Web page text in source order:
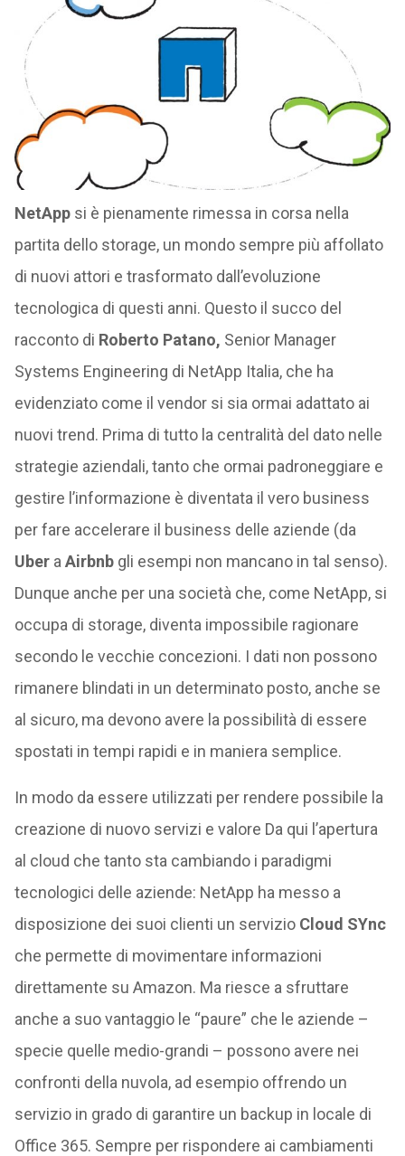
NetAppsi è pienamente rimessa in corsa nella
partita dello storage, un mondo sempre più affollato
di nuovi attori e trasformato dall’evoluzione
tecnologica di questi anni. Questo il succo del
racconto di Roberto Patano, Senior Manager
Systems Engineering di NetApp Italia, che ha
evidenziato come il vendor si sia ormai adattato ai
nuovi trend. Prima di tutto la centralità del dato nelle
strategie aziendali, tanto che ormai padroneggiare e
gestire l’informazione è diventata il vero business
per fare accelerare il business delle aziende (da
Ubera Airbnbgli esempi non mancano in tal senso).
Dunque anche per una società che, come NetApp, si
occupa di storage, diventa impossibile ragionare
secondo le vecchie concezioni. I dati non possono
rimanere blindati in un determinato posto, anche se
al sicuro, ma devono avere la possibilità di essere
spostati in tempi rapidi e in maniera semplice.
In modo da essere utilizzati per rendere possibile la
creazione di nuovo servizi e valore Da qui l’apertura
al cloud che tanto sta cambiando i paradigmi
tecnologici delle aziende: NetApp ha messo a
disposizione dei suoi clienti un servizio Cloud SYnc
che permette di movimentare informazioni
direttamente su Amazon. Ma riesce a sfruttare
anche a suo vantaggio le “paure” che le aziende –
specie quelle medio-grandi – possono avere nei
confronti della nuvola, ad esempio offrendo un
servizio in grado di garantire un backup in locale di
Office 365. Sempre per rispondere ai cambiamenti